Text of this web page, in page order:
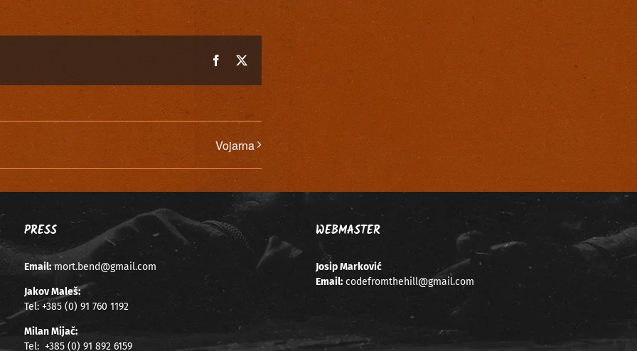
Facebook
Vojarna
PRESS
Email: mort.bend@gmail.com
Jakov Maleš:
Tel: +385 (0) 91 760 1192
Milan Mijač:
Tel: +385 (0) 91 892 6159
WEBMASTER
Josip Marković
Email: codefromthehill@gmail.com